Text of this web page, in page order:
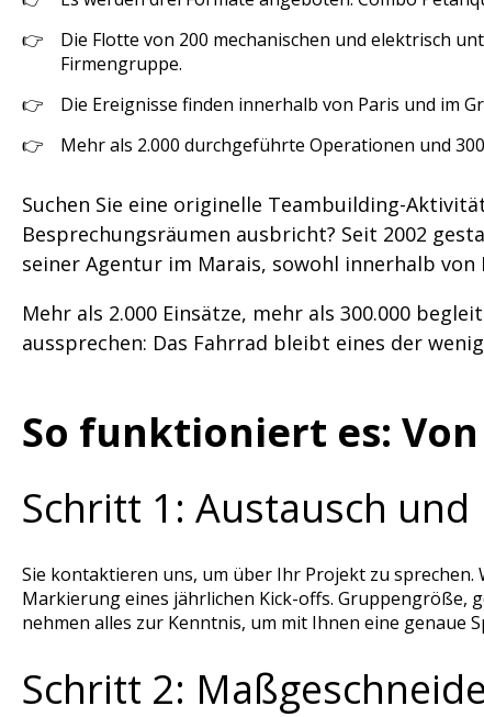
Die Flotte von 200 mechanischen und elektrisch
Firmengruppe.
Die Ereignisse finden innerhalb von Paris und im
Mehr als 2.000 durchgeführte Operationen und
Suchen Sie eine originelle Teambuilding-
Besprechungsräumen ausbricht? Seit 2002
seiner Agentur im Marais, sowohl innerhalb
Mehr als 2.000 Einsätze, mehr als 300.000
aussprechen: Das Fahrrad bleibt eines der
So funktioniert es:
Schritt 1: Austausch und
Sie kontaktieren uns, um über Ihr Projekt zu
Markierung eines jährlichen Kick-offs. Gruppengröße,
nehmen alles zur Kenntnis, um mit Ihnen eine genaue
Schritt 2: